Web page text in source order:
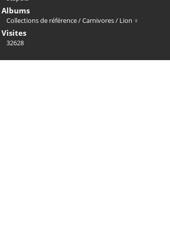
Albums
Collections de référence/Carnivores/ Lion ♀
Visites
32628